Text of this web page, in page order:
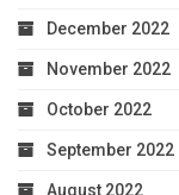
December 2022
November 2022
October 2022
September 2022
August 2022